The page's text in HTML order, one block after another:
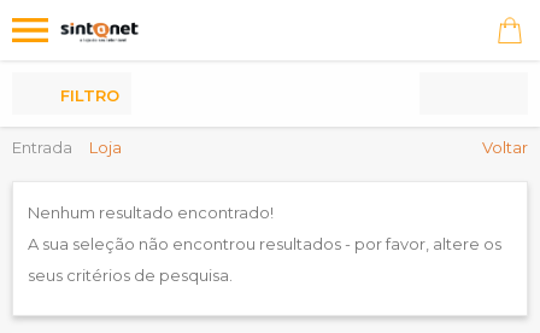
Produtos
Entrada Loja Voltar
FILTRO
Nenhum resultado encontrado!
A sua seleção não encontrou resultados - por favor, altere os
seus critérios de pesquisa.